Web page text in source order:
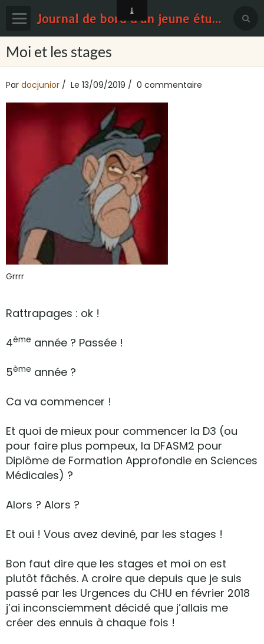
Journal de bord d'un jeune étudiant en médecine
Page d'accueil
Sondages
Moi et les stages
Par docjunior Le 13/09/2019 0 commentaire
Grrrr
Rattrapages : ok !
4ème année ? Passée !
5ème année ?
Ca va commencer !
Et quoi de mieux pour commencer la D3 (ou
pour faire plus pompeux, la DFASM2 pour
Diplôme de Formation Approfondie en Sciences
Médicales) ?
Alors ? Alors ?
Et oui ! Vous avez deviné, par les stages !
Bon faut dire que les stages et moi on est
plutôt fâchés. A croire que depuis que je suis
passé par les Urgences du CHU en février 2018
j’ai inconsciemment décidé que j’allais me
créer des ennuis à chaque fois !